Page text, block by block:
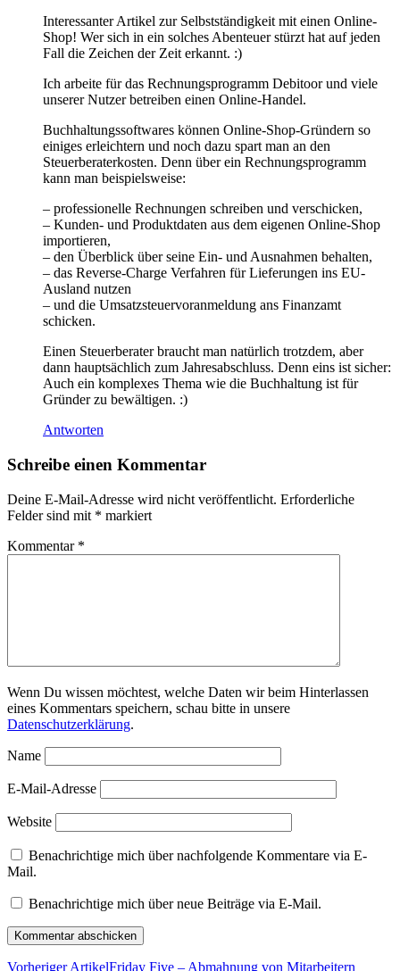
Interessanter Artikel zur Selbstständigkeit mit einen Online-
Shop! Wer sich in ein solches Abenteuer stürzt hat auf jeden
Fall die Zeichen der Zeit erkannt. :)
Ich arbeite für das Rechnungsprogramm Debitoor und viele
unserer Nutzer betreiben einen Online-Handel.
Buchhaltungssoftwares können Online-Shop-Gründern so
einiges erleichtern und noch dazu spart man an den
Steuerberaterkosten. Denn über ein Rechnungsprogramm
kann man beispielsweise:
– professionelle Rechnungen schreiben und verschicken,
– Kunden- und Produktdaten aus dem eigenen Online-Shop
importieren,
– den Überblick über seine Ein- und Ausnahmen behalten,
– das Reverse-Charge Verfahren für Lieferungen ins EU-
Ausland nutzen
– und die Umsatzsteuervoranmeldung ans Finanzamt
schicken.
Einen Steuerberater braucht man natürlich trotzdem, aber
dann hauptsächlich zum Jahresabschluss. Denn eins ist sicher:
Auch ein komplexes Thema wie die Buchhaltung ist für
Gründer zu bewältigen. :)
Antworten
Schreibe einen Kommentar
Deine E-Mail-Adresse wird nicht veröffentlicht. Erforderliche
Felder sind mit * markiert
Kommentar *
Wenn Du wissen möchtest, welche Daten wir beim Hinterlassen
eines Kommentars speichern, schau bitte in unsere
Datenschutzerklärung.
Name
E-Mail-Adresse
Website
Benachrichtige mich über nachfolgende Kommentare via E-
Mail.
Benachrichtige mich über neue Beiträge via E-Mail.
Vorheriger ArtikelFriday Five – Abmahnung von Mitarbeitern